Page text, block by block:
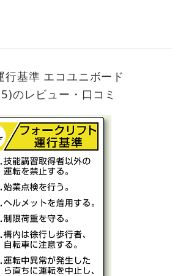
行基準 エコユニボード
のレビュー・口コミ